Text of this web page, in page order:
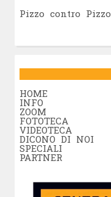
Pizzo contro Pizzo
HOME
INFO
ZOOM
FOTOTECA
VIDEOTECA
DICONO DI NOI
SPECIALI
PARTNER